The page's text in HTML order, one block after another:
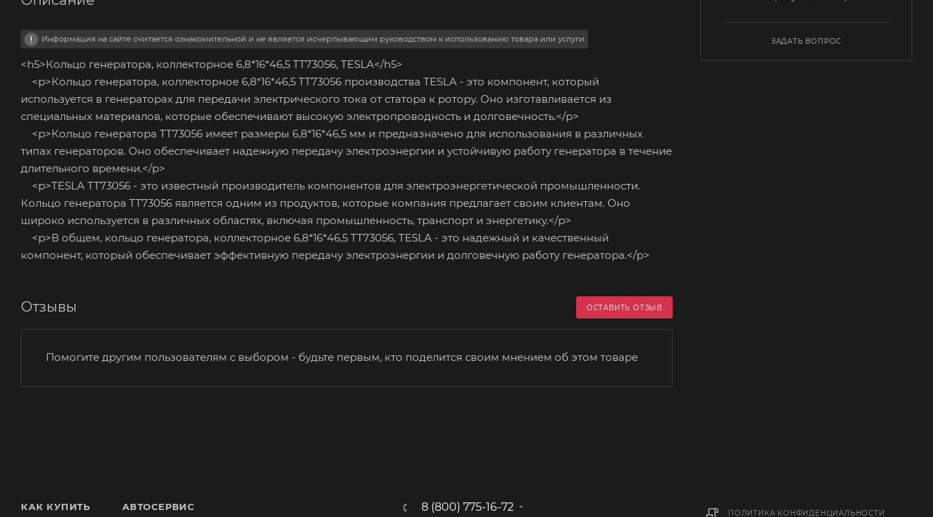
Информация на сайте считается ознакомительной и не является исчерпывающим руководством к использованию товара или услуги.
<h5>Кольцо генератора, коллекторное 6,8*16*46,5 TT73056, TESLA</h5>
<p>Кольцо генератора, коллекторное 6,8*16*46,5 TT73056 производства TESLA - это компонент, который
используется в генераторах для передачи электрического тока от статора к ротору. Оно изготавливается из
специальных материалов, которые обеспечивают высокую электропроводность и долговечность.</p>
<p>Кольцо генератора TT73056 имеет размеры 6,8*16*46,5 мм и предназначено для использования в различных
типах генераторов. Оно обеспечивает надежную передачу электроэнергии и устойчивую работу генератора в течение
длительного времени.</p>
<p>TESLA TT73056 - это известный производитель компонентов для электроэнергетической промышленности.
Кольцо генератора TT73056 является одним из продуктов, которые компания предлагает своим клиентам. Оно
широко используется в различных областях, включая промышленность, транспорт и энергетику.</p>
<p>В общем, кольцо генератора, коллекторное 6,8*16*46,5 TT73056, TESLA - это надежный и качественный
компонент, который обеспечивает эффективную передачу электроэнергии и долговечную работу генератора.</p>
Отзывы ОСТАВИТЬ ОТЗЫВ
Помогите другим пользователям с выбором - будьте первым, кто поделится своим мнением об этом товаре
ЗАДАТЬ ВОПРОС
КАК КУПИТЬ АВТОСЕРВИС 8 (800) 775-16-72 ПОЛИТИКА КОНФИДЕНЦИАЛЬНОСТИ